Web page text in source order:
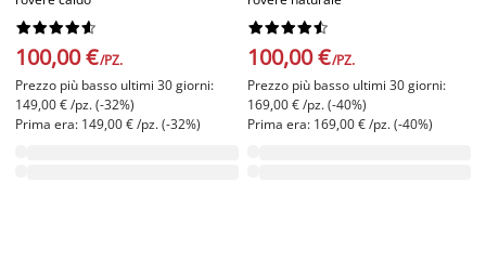






100,00 €/PZ.
Prezzo più basso ultimi 30 giorni:
149,00 € /pz. (-32%)
Prima era: 149,00 € /pz. (-32%)






100,00 €/PZ.
Prezzo più basso ultimi 30 giorni:
169,00 € /pz. (-40%)
Prima era: 169,00 € /pz. (-40%)